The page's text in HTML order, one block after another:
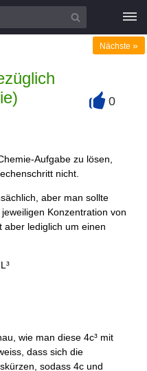
Nächste »
0
Aufgabe zu lösen,
nicht.
aber man sollte
Konzentration von
aber lediglich um einen
wie man diese 4c³ mit
dass sich die
sodass 4c und